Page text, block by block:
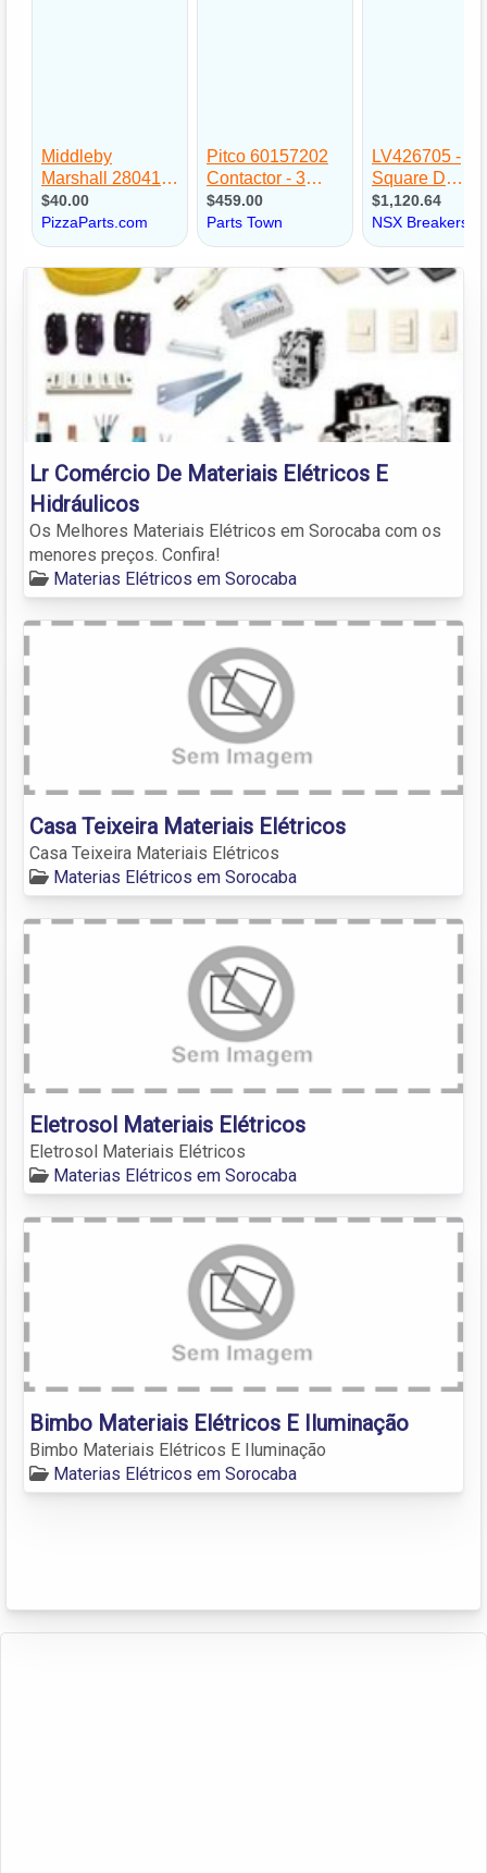
Lr Comércio De Materiais Elétricos E
Hidráulicos
Os Melhores Materiais Elétricos em Sorocaba com os
menores preços. Confira!
Materias Elétricos em Sorocaba
Casa Teixeira Materiais Elétricos
Casa Teixeira Materiais Elétricos
Materias Elétricos em Sorocaba
Eletrosol Materiais Elétricos
Eletrosol Materiais Elétricos
Materias Elétricos em Sorocaba
Bimbo Materiais Elétricos E Iluminação
Bimbo Materiais Elétricos E Iluminação
Materias Elétricos em Sorocaba